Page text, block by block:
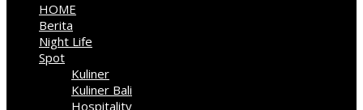
HOME
Berita
Night Life
Spot
Kuliner
Kuliner Bali
Hospitality